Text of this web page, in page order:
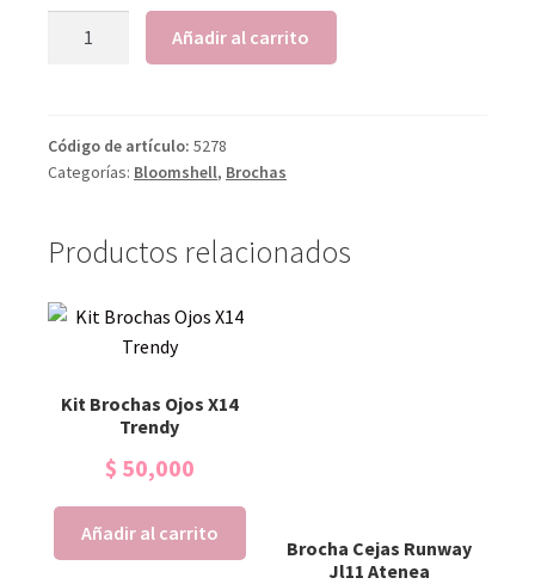
Añadir al carrito
Código de artículo: 5278
Categorías: Bloomshell, Brochas
Productos relacionados
Kit Brochas Ojos X14
Trendy
$ 50,000
Añadir al carrito
Brocha Cejas Runway
Jl11 Atenea